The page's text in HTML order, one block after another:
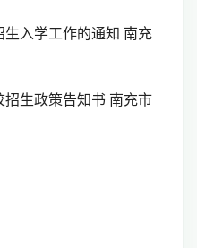
入学工作的通知 南充
生政策告知书 南充市